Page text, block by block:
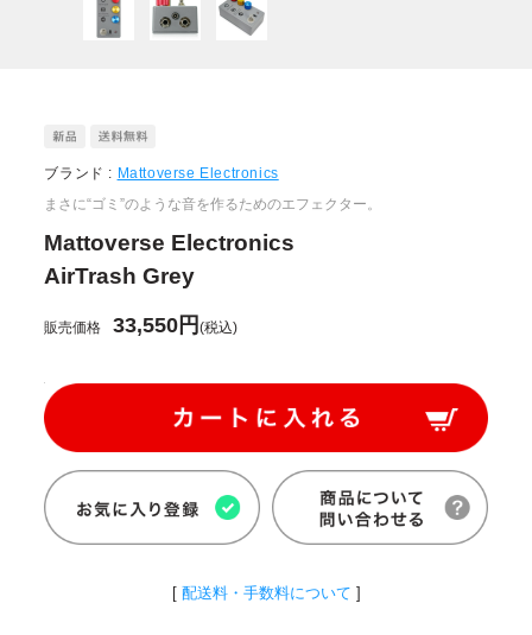
ブランド : Mattoverse Electronics
まさに“ゴミ”のような音を作るためのエフェクター。
Mattoverse Electronics
AirTrash Grey
販売価格 33,550円(税込)
[ 配送料・手数料について ]